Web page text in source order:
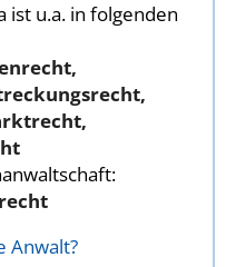
ist u.a. in folgenden
Anwalt?